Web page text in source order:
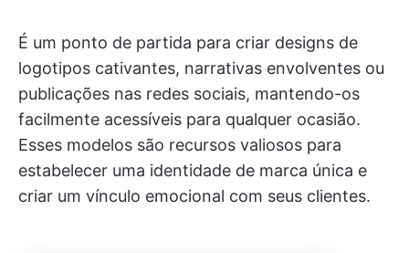
É um ponto de partida para criar designs de
logotipos cativantes, narrativas envolventes ou
publicações nas redes sociais, mantendo-os
facilmente acessíveis para qualquer ocasião.
Esses modelos são recursos valiosos para
estabelecer uma identidade de marca única e
criar um vínculo emocional com seus clientes.